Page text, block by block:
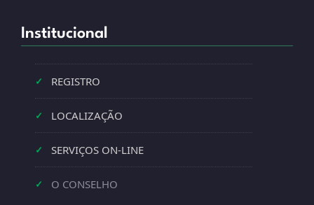
Institucional
✓ REGISTRO
✓ LOCALIZAÇÃO
✓ SERVIÇOS ON-LINE
✓ O CONSELHO